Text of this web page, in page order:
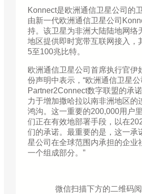
Konnect是欧洲通信卫星公司的
由新一代欧洲通信卫星公司
持。该卫星为非洲大陆陆地网络
地区提供即时宽带互联网接入，
5至100兆比特。
欧洲通信卫星公司首席执行官伊
份声明中表示，“欧洲通信卫星
Partner2Connect数字联盟的承
力于增加撒哈拉以南非洲地区的
鸿沟。这一重要的200,000用户
们正在有效地部署手段，以在
们的承诺。最重要的是，这一承
星公司在全球范围内承担的企业
一个组成部分。”
微信扫描下方的二维码